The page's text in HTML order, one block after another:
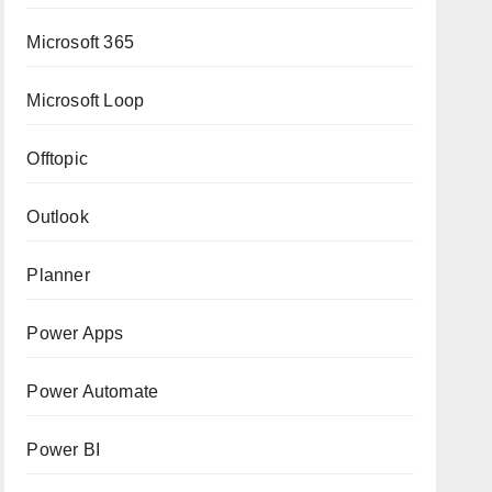
Microsoft 365
Microsoft Loop
Offtopic
Outlook
Planner
Power Apps
Power Automate
Power BI